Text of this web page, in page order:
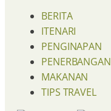
BERITA
ITENARI
PENGINAPAN
PENERBANGAN
MAKANAN
TIPS TRAVEL